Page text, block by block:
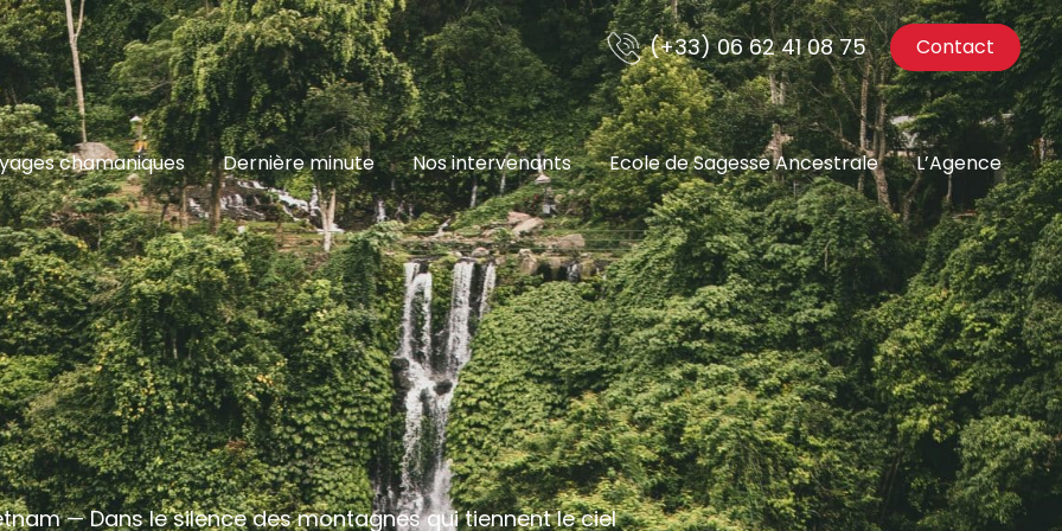
(+33) 06 62 41 08 75 Contact
chamaniques Dernière minute Nos intervenants Ecole de Sagesse Ancestrale L’Agence
— Dans le silence des montagnes qui tiennent le ciel